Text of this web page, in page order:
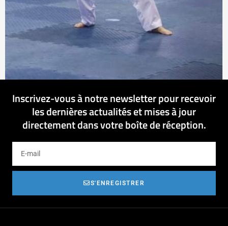
Inscrivez-vous à notre newsletter pour recevoir
les dernières actualités et mises à jour
directement dans votre boîte de réception.
S'ENREGISTRER